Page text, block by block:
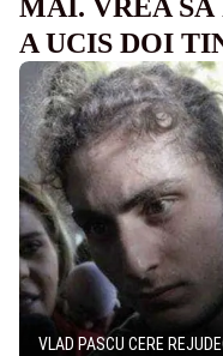
MAI. VREA
A UCIS DOI
VLAD PASCU CERE